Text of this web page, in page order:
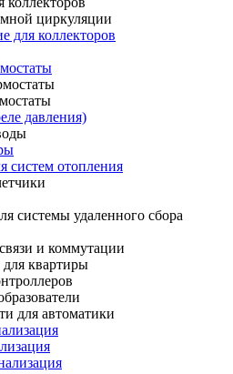
циркуляции
для коллекторов
давления)
систем отопления
системы удаленного сбора
и коммутации
квартиры
для автоматики